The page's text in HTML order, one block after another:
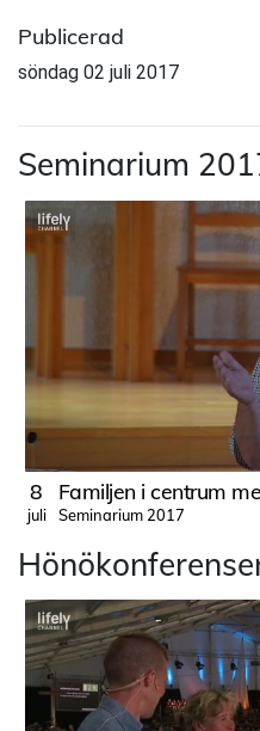
Publicerad
söndag 02 juli 2017
Seminarium
8
juli
Familjen i centrum
Seminarium 2017